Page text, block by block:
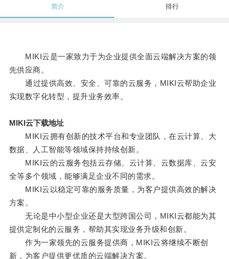
简介 排行
MIKI云是一家致力于为企业提供全面云端解决方案的领
先供应商。
通过提供高效、安全、可靠的云服务，MIKI云帮助企业
实现数字化转型，提升业务效率。
MIKI云下载地址
MIKI云拥有创新的技术平台和专业团队，在云计算、大
数据、人工智能等领域保持持续创新。
MIKI云的云服务包括云存储、云计算、云数据库、云安
全等多个领域，能够满足企业不同的需求。
MIKI云以稳定可靠的服务质量，为客户提供高效的解决
方案。
无论是中小型企业还是大型跨国公司，MIKI云都能为其
提供定制化的云服务，帮助其实现业务升级和创新。
作为一家领先的云服务提供商，MIKI云将继续不断创
新，为客户提供更优质的云端解决方案。